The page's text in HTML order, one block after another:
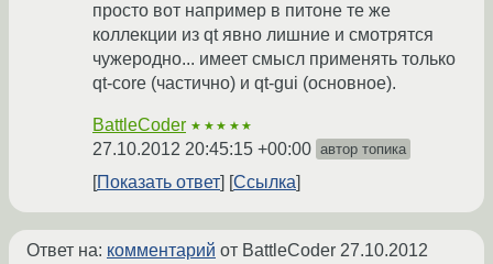
просто вот например в питоне те же
коллекции из qt явно лишние и смотрятся
чужеродно... имеет смысл применять только
qt-core (частично) и qt-gui (основное).
BattleCoder ★★★★★
27.10.2012 20:45:15 +00:00 автор топика
Показать ответ Ссылка
Ответ на: комментарий от BattleCoder 27.10.2012